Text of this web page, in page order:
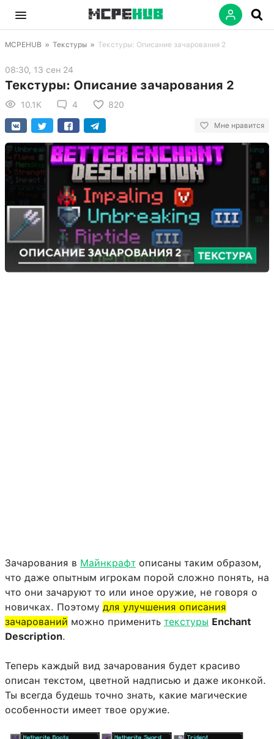
MCPEHUB » Текстуры » Текстуры: Описание зачарования 2
08:30, 13 сен 24
Текстуры: Описание зачарования 2
10.1K 4 820
Мне нравится
Зачарования в Майнкрафт описаны таким образом,
что даже опытным игрокам порой сложно понять, на
что они зачаруют то или иное оружие, не говоря о
новичках. Поэтому для улучшения описания
зачарований можно применить текстуры Enchant
Description.
Теперь каждый вид зачарования будет красиво
описан текстом, цветной надписью и даже иконкой.
Ты всегда будешь точно знать, какие магические
особенности имеет твое оружие.